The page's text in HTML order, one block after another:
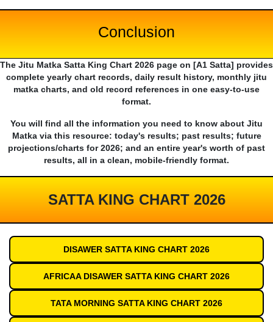
Conclusion
The Jitu Matka Satta King Chart 2026 page on [A1 Satta] provides
complete yearly chart records, daily result history, monthly jitu
matka charts, and old record references in one easy-to-use
format.
You will find all the information you need to know about Jitu
Matka via this resource: today's results; past results; future
projections/charts for 2026; and an entire year's worth of past
results, all in a clean, mobile-friendly format.
SATTA KING CHART 2026
DISAWER SATTA KING CHART 2026
AFRICAA DISAWER SATTA KING CHART 2026
TATA MORNING SATTA KING CHART 2026